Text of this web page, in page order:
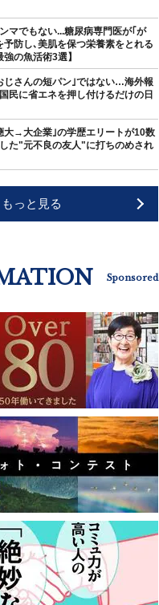
マでもない...糖尿病専門医が｢が
予防し､美肌を保つ栄養素をとれる
の魚活術3選】
じさんの短パン｣ではない…海外報
民に省エネを押し付けるだけの日
大→大企業｣の学歴エリートが10数
た"元不良の友人"に打ちのめされ
もっと見る
Sponsored